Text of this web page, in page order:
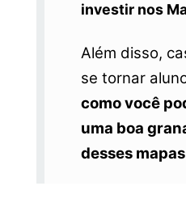
investir nos
Além disso,
se tornar
como você
uma boa
desses